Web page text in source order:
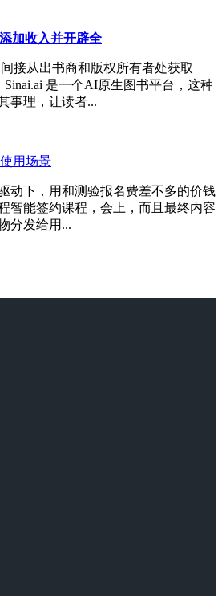
加收入并开辟全
接从出书商和版权所有者处获取
Sinai.ai 是一个AI原生图书平台，这种
事理，让读者...
用场景
动下，用和测验报名费差不多的价钱
智能签约课程，会上，而且最终内容
分发给用...